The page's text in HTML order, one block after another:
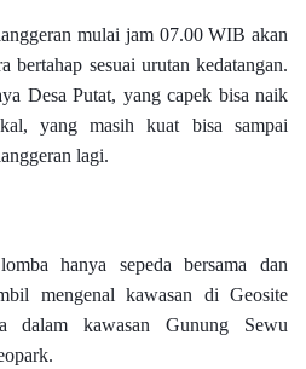
mulai jam 07.00 WIB akan
bertahap sesuai urutan kedatangan.
Desa Putat, yang capek bisa naik
yang masih kuat bisa sampai
lagi.
hanya sepeda bersama dan
mengenal kawasan di Geosite
dalam kawasan Gunung Sewu